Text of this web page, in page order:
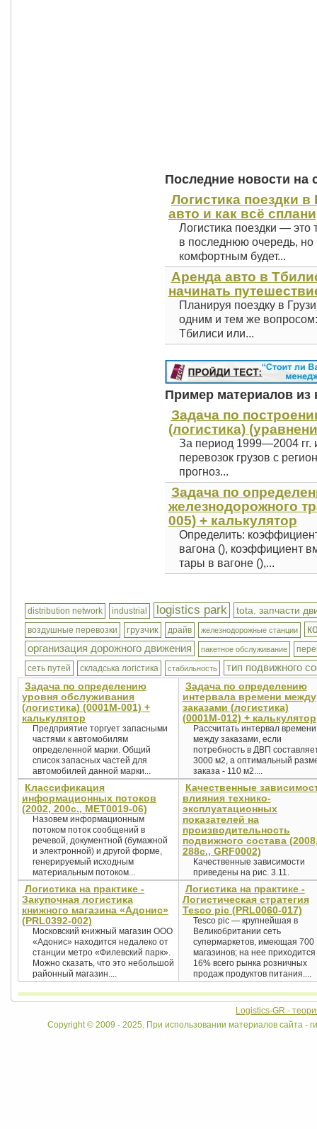
Последние новости на
Логистика поездки
авто и как всё
Логистика поездки —
в последнюю очередь, но
комфортным будет...
Аренда авто в
начинать
Планируя поездку в
одним и тем же
Тбилиси или...
Пример материалов из
Задача по
(логистика)
За период 1999—2004 гг.
перевозок грузов с
прогноз...
Задача по
железнодорожного
005) + калькулятор
Определить:
вагона (), коэффициент
тары в вагоне (),...
distribution network industrial logistics park tota. запчасти
воздушные перевозки грузчик драйв железнодорожные станции
организация дорожного движения
пакетное обслуживание
сеть путей
складська логістика стабильность тип подвижного
Задача по определению
уровня обслуживания
(логистика) (0001М-001) +
калькулятор
Предприятие торгует запасными
частями к автомобилям
определенной марки. Общий
список запасных частей для
автомобилей данной марки...
Задача по определению
интервала времени между
заказами (логистика)
(0001М-012) + калькулятор
Рассчитать интервал времени
между заказами, если
потребность в ДВП
3000 м2, а оптимальный
заказа - 110 м2....
Классификация
информационных потоков
(2002, 200с., MET0019-06)
Назовем информационным
потоком поток сообщений в
речевой, документной (бумажной
и электронной) и другой форме,
генерируемый исходным
материальным потоком...
Качественные
влияния технико-
эксплуатационных
показателей на
производительность
подвижного состава
288с., GRF0002)
Качественные зависимости
приведены на рис. 3.11.
Логистика на практике -
Закупочная логистика
книжного магазина «Адонис»
(PRL0392-002)
Московский книжный магазин ООО
«Адонис» находится недалеко от
станции метро «Филевский парк».
Можно сказать, что это небольшой
районный магазин....
Логистика на практике -
Логистическая стратегия
Tesco pic (PRL0060-017)
Tesco pic — крупнейшая в
Великобритании сеть
супермаркетов, имеющая 700
магазинов; на нее приходится
16% всего рынка розничных
продаж продуктов питания....
Logistics-GR -
Copyright © 2009 - 2025. При использовании материалов сайта -